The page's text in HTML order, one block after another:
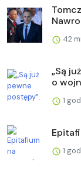
42
„Są
o
1
1